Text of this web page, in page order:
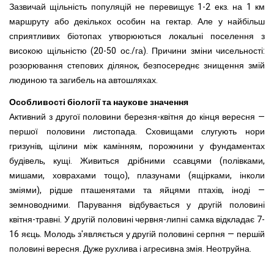
Зазвичай щільність популяцій не перевищує 1-2 екз. на 1 км
маршруту або декількох особин на гектар. Але у найбільш
сприятливих біотопах утворюються локальні поселення з
високою щільністю (20-50 ос./га). Причини зміни чисельності:
розорювання степових ділянок, безпосереднє знищення змій
людиною та загибель на автошляхах.
Особливості біології та наукове значення
Активний з другої половини березня-квітня до кінця вересня —
першої половини листопада. Сховищами слугують нори
гризунів, щілини між камінням, порожнини у фундаментах
будівель, кущі. Живиться дрібними ссавцями (полівками,
мишами, ховрахами тощо), плазунами (ящірками, інколи
зміями), рідше пташенятами та яйцями птахів, іноді —
земноводними. Парування відбувається у другій половині
квітня-травні. У другій половині червня-липні самка відкладає 7-
16 яєць. Молодь з'являється у другій половині серпня — першій
половині вересня. Дуже рухлива і агресивна змія. Неотруйна.